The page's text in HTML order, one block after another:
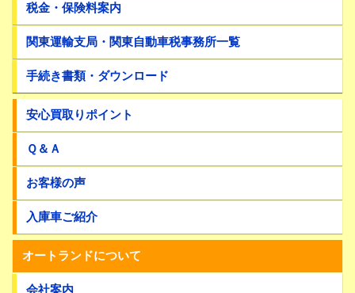
税金・保険料案内
関東運輸支局・関東自動車税事務所一覧
手続き書類・ダウンロード
安心買取りポイント
Ｑ＆Ａ
お客様の声
入庫車ご紹介
オートランドについて
会社案内